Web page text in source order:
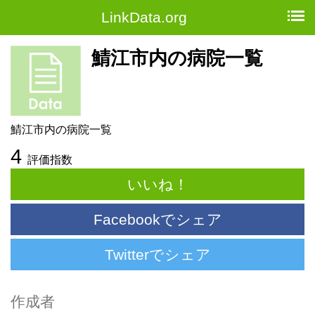
LinkData.org
鯖江市内の病院一覧
鯖江市内の病院一覧
4 評価指数
いいね！
Facebookでシェア
Twitterでシェア
作成者